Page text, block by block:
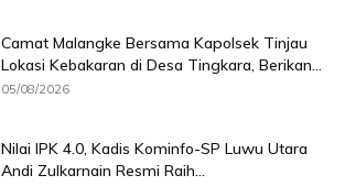
Camat Malangke Bersama Kapolsek Tinjau
Lokasi Kebakaran di Desa Tingkara, Berikan...
05/08/2026
Nilai IPK 4.0, Kadis Kominfo-SP Luwu Utara
Andi Zulkarnain Resmi Raih...